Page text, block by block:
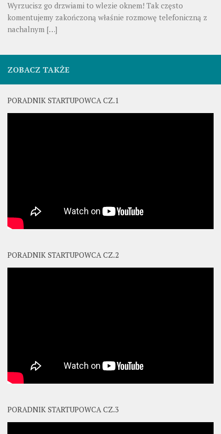
Wyrzucisz go drzwiami to wlezie oknem! Tak często
komentujemy zakończoną właśnie rozmowę telefoniczną z
nachalnym […]
ZOBACZ TAKŻE
PORADNIK STARTUPOWCA CZ.1
PORADNIK STARTUPOWCA CZ.2
PORADNIK STARTUPOWCA CZ.3